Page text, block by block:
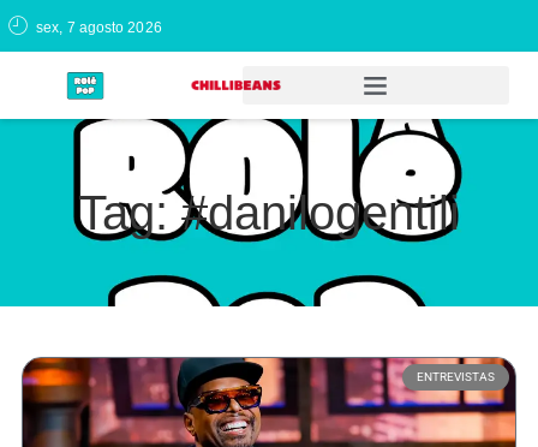
sex, 7 agosto 2026
Tag: #danilogentili
ENTREVISTAS